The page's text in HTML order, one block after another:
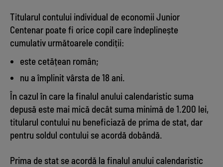
Titularul contului individual de economii Junior
Centenar poate fi orice copil care îndeplinește
cumulativ următoarele condiții:
este cetățean român;
nu a împlinit vârsta de 18 ani.
În cazul în care la finalul anului calendaristic suma
depusă este mai mică decât suma minimă de 1.200 lei,
titularul contului nu beneficiază de prima de stat, dar
pentru soldul contului se acordă dobândă.
Prima de stat se acordă la finalul anului calendaristic